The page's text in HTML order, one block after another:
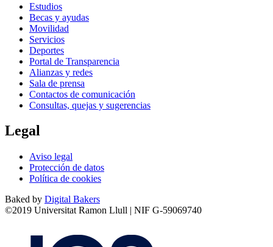
Estudios
Becas y ayudas
Movilidad
Servicios
Deportes
Portal de Transparencia
Alianzas y redes
Sala de prensa
Contactos de comunicación
Consultas, quejas y sugerencias
Legal
Aviso legal
Protección de datos
Política de cookies
Baked by Digital Bakers
©2019 Universitat Ramon Llull | NIF G-59069740